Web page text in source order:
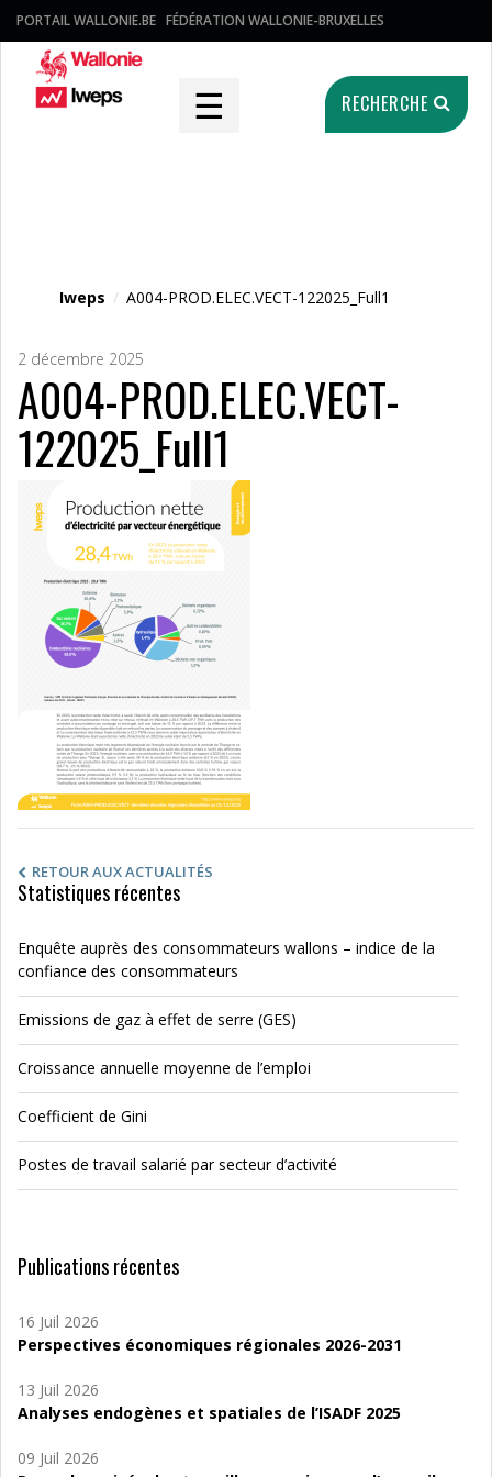
PORTAIL WALLONIE.BE FÉDÉRATION WALLONIE-BRUXELLES
☰ RECHERCHE
Iweps / A004-PROD.ELEC.VECT-122025_Full1
2 décembre 2025
A004-PROD.ELEC.VECT-
122025_Full1
RETOUR AUX ACTUALITÉS
Statistiques récentes
Enquête auprès des consommateurs wallons – indice de la
confiance des consommateurs
Emissions de gaz à effet de serre (GES)
Croissance annuelle moyenne de l’emploi
Coefficient de Gini
Postes de travail salarié par secteur d’activité
Publications récentes
16 Juil 2026
Perspectives économiques régionales 2026-2031
13 Juil 2026
Analyses endogènes et spatiales de l’ISADF 2025
09 Juil 2026